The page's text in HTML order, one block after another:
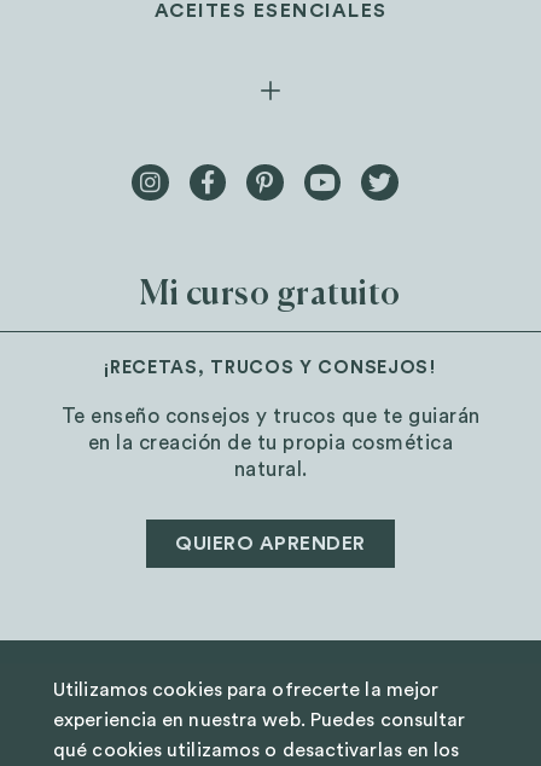
ACEITES ESENCIALES
Mi curso gratuito
¡RECETAS, TRUCOS Y CONSEJOS!
Te enseño consejos y trucos que te guiarán
en la creación de tu propia cosmética
natural.
QUIERO APRENDER
AVISO LEGAL
POLÍTICA DE PRIVACIDAD
Utilizamos cookies para ofrecerte la mejor
experiencia en nuestra web. Puedes consultar
qué cookies utilizamos o desactivarlas en los